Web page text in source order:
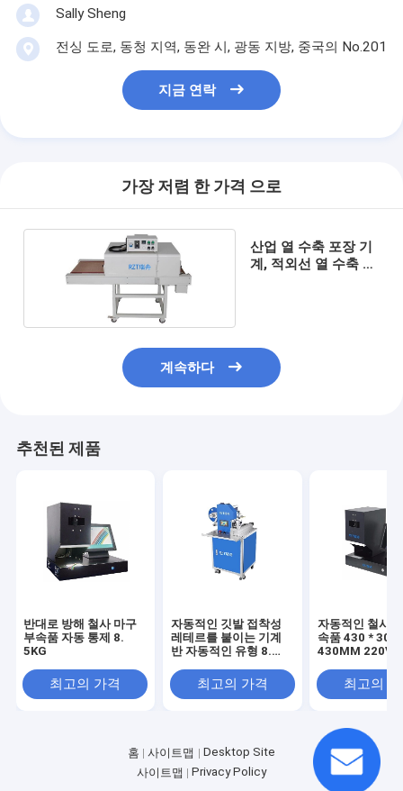
Sally Sheng
전싱 도로, 동청 지역, 동완 시, 광동 지방, 중국의 No.201
지금 연락
가장 저렴 한 가격 으로
산업 열 수축 포장 기
계, 적외선 열 수축 갱
계속하다
추천된 제품
반대로 방해 철사 마구
부속품 자동 통제 8.
5KG
최고의 가격
자동적인 깃발 접착성
레테르를 붙이는 기계
반 자동적인 유형 8.
최고의 가격
자동적인 철사
속품 430 * 300
430MM 220V
최고의
홈 사이트맵
Desktop Site
사이트맵
Privacy Policy